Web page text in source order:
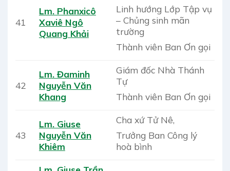
41
Lm. Phanxicô
Xaviê Ngô
Quang Khải
Linh hướng Lớp Tập vụ
– Chủng sinh mãn
trường
Thành viên Ban Ơn gọi
42
Lm. Đaminh
Nguyễn Văn
Khang
Giám đốc Nhà Thánh
Tự
Thành viên Ban Ơn gọi
43
Lm. Giuse
Nguyễn Văn
Khiêm
Cha xứ Tử Nê,
Trưởng Ban Công lý
hoà bình